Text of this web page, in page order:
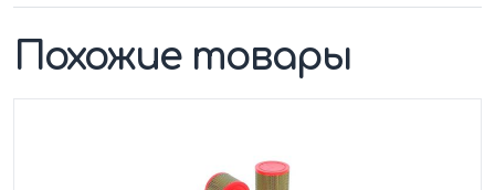
Похожие товары